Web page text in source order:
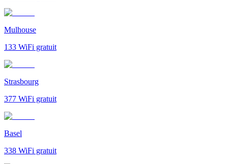
Mulhouse
133 WiFi gratuit
Strasbourg
377 WiFi gratuit
Basel
338 WiFi gratuit